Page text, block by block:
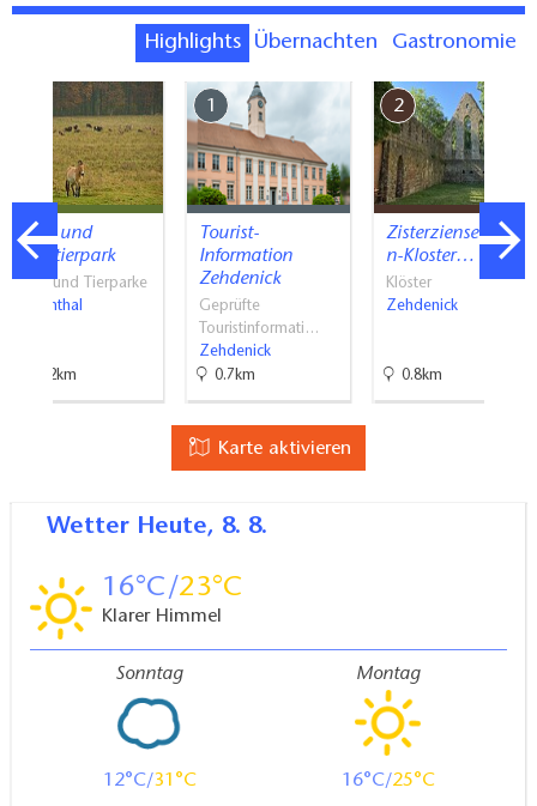
Highlights Übernachten Gastronomie
Wild- und
Haustierpark
Zoos und Tierparke
Liebenthal
13.2km
1
Tourist-
Information
Zehdenick
Geprüfte
Touristinformati…
Zehdenick
0.7km
2
Zisterzienserinne
n-Kloster…
Klöster
Zehdenick
0.8km
Karte aktivieren
Wetter Heute, 8. 8.
16 23
Klarer Himmel
Sonntag
12 31
Montag
16 25